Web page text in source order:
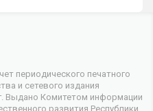
периодического печатного
и сетевого издания
Выдано Комитетом информации
развития Республики